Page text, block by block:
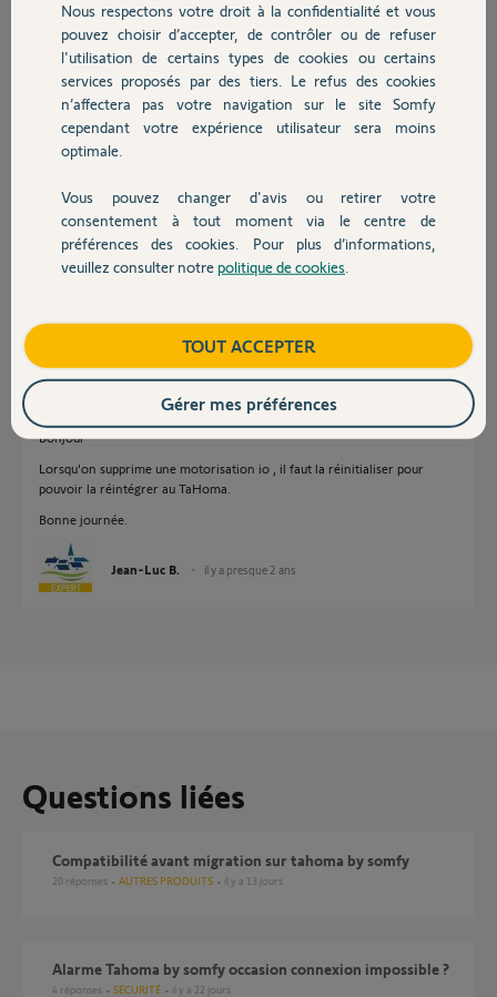
Chauffage
Autres produits
Devis avec un pro
Contact
nouvelle appli, je n'ai plus accès à Tahomalink sur le web que j'aurais
pu ouvrir en même temps.
Une fois de plus, mais comme tout cela est mal foutu ! La société
Somfy ne s'intéresse-t-elle pas aux remontées des utilisateurs ? Ils
n'ont qu'à m'embaucher, ils verraient tout ce que je ferais modifier…
Tout cela manque de précision !
Qui peut m'aider ?
Agenceco
il y a presque 2 ans
Participer au fil de discussion
Réponses
Bonjour
Lorsqu'on supprime une motorisation io , il faut la réinitialiser pour
pouvoir la réintégrer au TaHoma.
Bonne journée.
Jean-Luc B. il y a presque 2 ans
Questions liées
compatibilité avant migration sur tahoma by somfy
20 réponses AUTRES PRODUITS il y a 13 jours
Alarme Tahoma by somfy occasion connexion impossible ?
4 réponses SÉCURITÉ il y a 22 jours
Nous respectons votre droit à la confidentialité et vous
pouvez choisir d’accepter, de contrôler ou de refuser
l'utilisation de certains types de cookies ou certains
services proposés par des tiers. Le refus des cookies
n’affectera pas votre navigation sur le site Somfy
cependant votre expérience utilisateur sera moins
optimale.
Vous pouvez changer d'avis ou retirer votre
consentement à tout moment via le centre de
préférences des cookies. Pour plus d’informations,
veuillez consulter notre politique de cookies
TOUT ACCEPTER
Gérer mes préférences